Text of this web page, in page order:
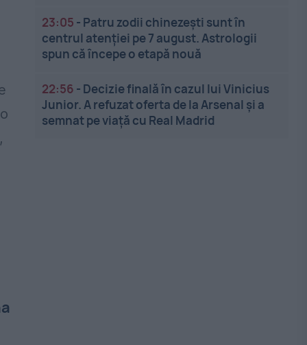
23:05 - Patru zodii chinezești sunt în
centrul atenției pe 7 august. Astrologii
spun că începe o etapă nouă
22:56 - Decizie finală în cazul lui Vinicius
Junior. A refuzat oferta de la Arsenal și a
semnat pe viață cu Real Madrid